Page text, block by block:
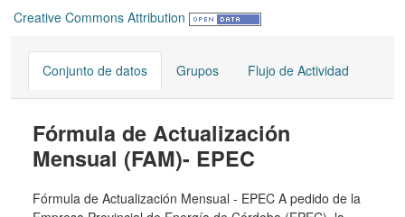
Creative Commons Attribution
Conjunto de datos Grupos Flujo de Actividad
Fórmula de Actualización
Mensual (FAM)- EPEC
Fórmula de Actualización Mensual - EPEC A pedido de la